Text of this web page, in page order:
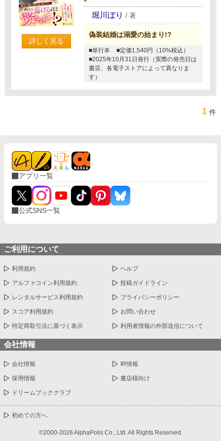
詳しく見る
堀川ぼり / 著
偽装結婚は溺愛の始まり!?
■単行本
■定価1,540円（10%税込）
■2025年10月31日発行（実際の発売日は
書店、各電子ストアによって異なりま
す）
1 件
アプリ一覧
公式SNS一覧
ご利用について
利用規約 ヘルプ
アルファコイン利用規約 投稿ガイドライン
レンタルサービス利用規約 プライバシーポリシー
スコア利用規約 お問い合わせ
特定商取引法に基づく表示 利用者情報の外部送信について
会社情報
会社情報 IR情報
採用情報 書店様向け
ドリームブッククラブ
初めての方へ
©2000-2026 AlphaPolis Co., Ltd. All Rights Reserved.